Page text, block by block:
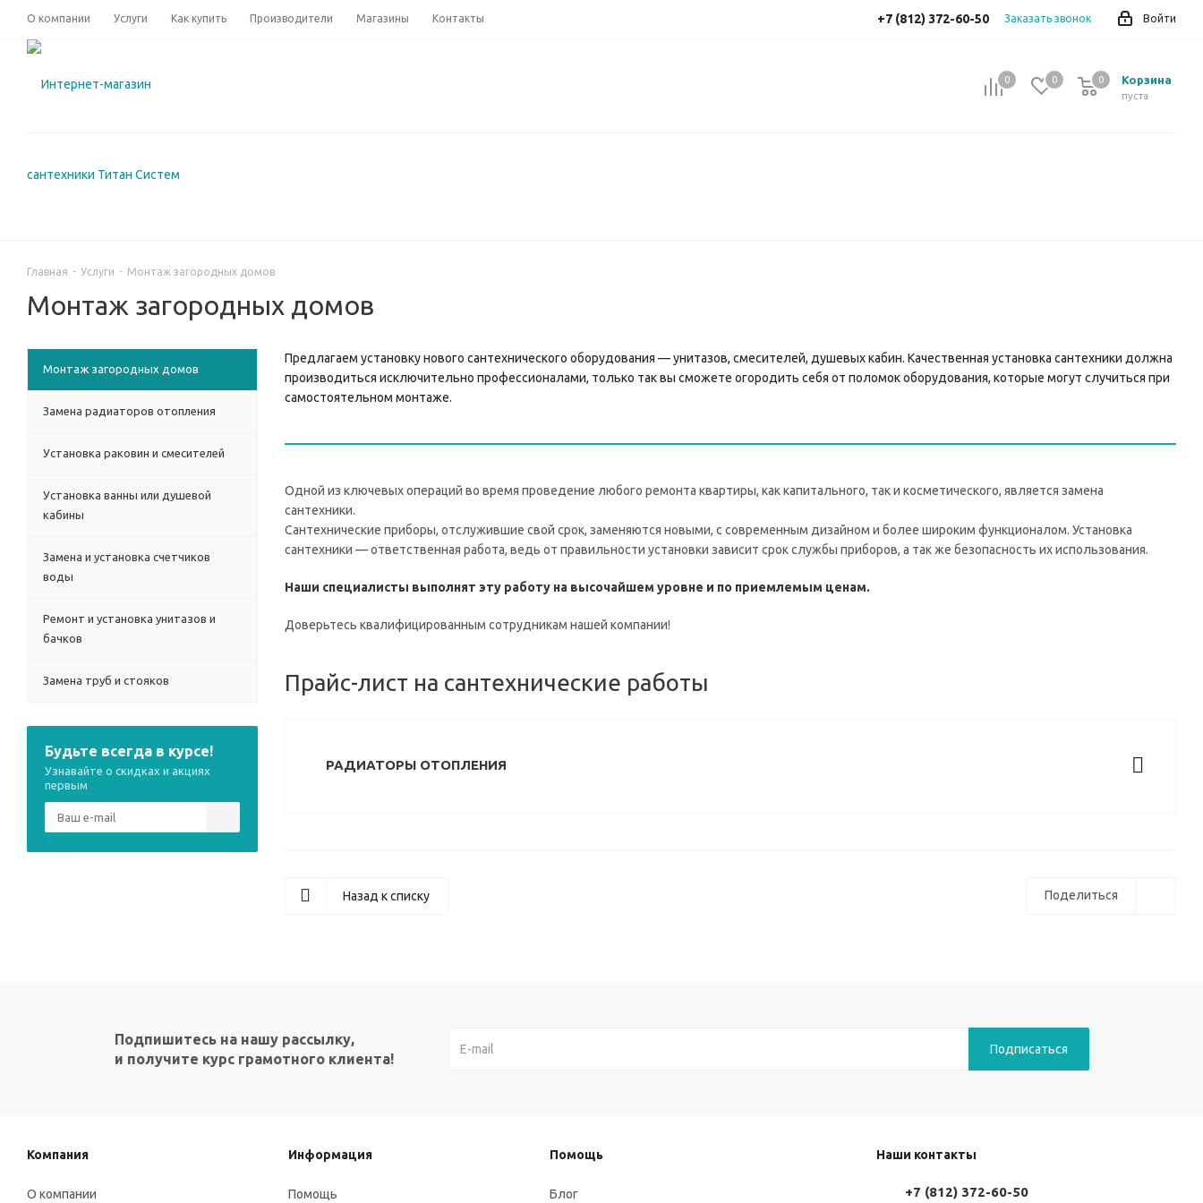
О компании Услуги Как купить Производители Магазины Контакты Войти
+7 (812) 372-60-50 Заказать звонок
0 0 Корзина
0
пуста
0
Главная - Услуги - Монтаж загородных домов
Монтаж загородных домов
Предлагаем установку нового сантехнического оборудования — унитазов, смесителей, душевых кабин. Качественная установка сантехники должна
производиться исключительно профессионалами, только так вы сможете огородить себя от поломок оборудования, которые могут случиться при
самостоятельном монтаже.
Одной из ключевых операций во время проведение любого ремонта квартиры, как капитального, так и косметического, является замена
сантехники.
Cантехнические приборы, отслужившие свой срок, заменяются новыми, с современным дизайном и более широким функционалом. Установка
сантехники — ответственная работа, ведь от правильности установки зависит срок службы приборов, а так же безопасность их использования.
Наши специалисты выполнят эту работу на высочайшем уровне и по приемлемым ценам.
Доверьтесь квалифицированным сотрудникам нашей компании!
Прайс-лист на сантехнические работы
РАДИАТОРЫ ОТОПЛЕНИЯ
Поделиться
Назад к списку
Монтаж загородных домов
Замена радиаторов отопления
Установка раковин и смесителей
Установка ванны или душевой
кабины
Замена и установка счетчиков
воды
Ремонт и установка унитазов и
бачков
Замена труб и стояков
Будьте всегда в курсе!
Узнавайте о скидках и акциях
первым
Подпишитесь на нашу рассылку,
и получите курс грамотного клиента!
Компания
О компании
Информация
Помощь
Помощь
Блог
Наши контакты
+7 (812) 372-60-50